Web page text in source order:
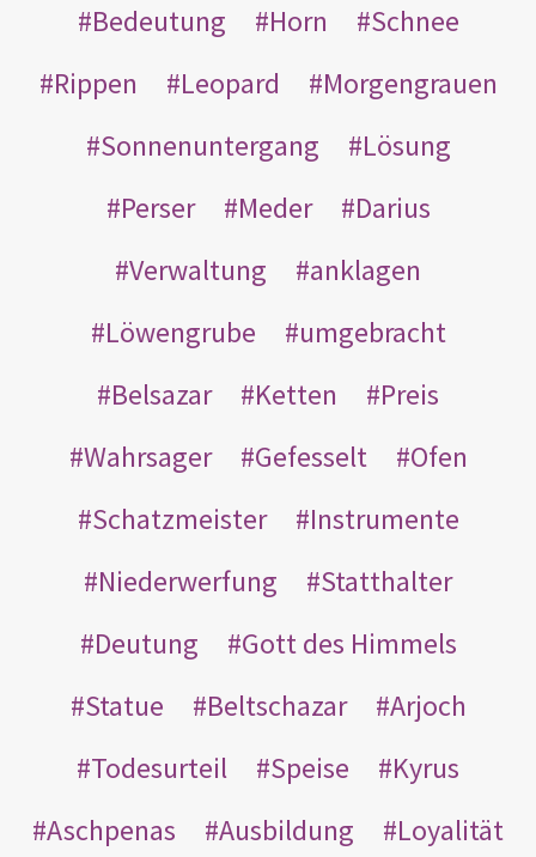
Bedeutung
Horn
Schnee
Rippen
Leopard
Morgengrauen
Sonnenuntergang
Lösung
Perser
Meder
Darius
Verwaltung
anklagen
Löwengrube
umgebracht
Belsazar
Ketten
Preis
Wahrsager
Gefesselt
Ofen
Schatzmeister
Instrumente
Niederwerfung
Statthalter
Deutung
Gott des Himmels
Statue
Beltschazar
Arjoch
Todesurteil
Speise
Kyrus
Aschpenas
Ausbildung
Loyalität